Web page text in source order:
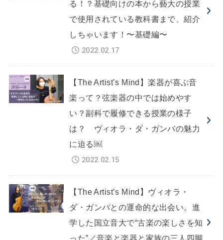
る！？基礎向けの本から藝大の授業
で使用されている教科書まで、紹介
しちゃいます！〜基礎編〜
2022.02.17
【The Artist’s Mind】楽器が喜ぶ音
楽って？弦楽器の中では始めやす
い？副科で履修できる授業の様子
は？ ヴィオラ・ダ・ガンバの魅力
に迫る￼
2022.02.15
【The Artist’s Mind】ヴィオラ・
ダ・ガンバとの運命的な出会い。進
学した国立音大で“古楽の楽しさを知
った”／音楽と楽器と家族の三人四脚